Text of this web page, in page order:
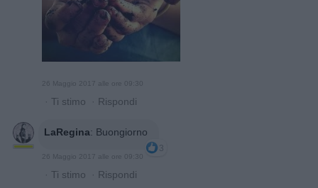
26 Maggio 2017 alle ore 09:30
· Ti stimo · Rispondi
LaRegina: Buongiorno
3
26 Maggio 2017 alle ore 09:30
· Ti stimo · Rispondi